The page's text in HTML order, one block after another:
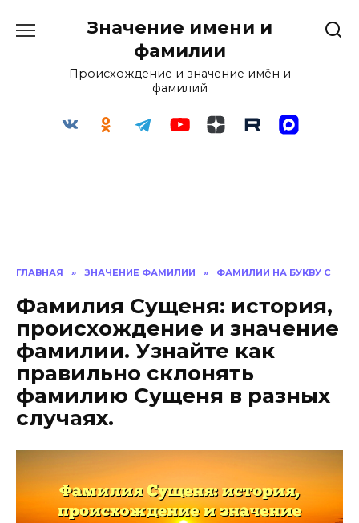
Значение имени и
фамилии
Происхождение и значение имён и
фамилий
ГЛАВНАЯ » ЗНАЧЕНИЕ ФАМИЛИИ » ФАМИЛИИ НА БУКВУ С
Фамилия Сущеня: история,
происхождение и значение
фамилии. Узнайте как
правильно склонять
фамилию Сущеня в разных
случаях.